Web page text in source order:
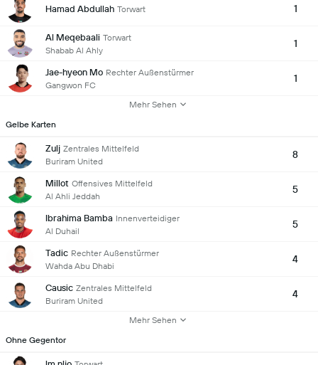
Hamad Abdullah Torwart 1
Al Meqebaali Torwart
Shabab Al Ahly
1
Jae-hyeon Mo Rechter Außenstürmer
Gangwon FC
1
Mehr Sehen
Gelbe Karten
Zulj Zentrales Mittelfeld
Buriram United
8
Millot Offensives Mittelfeld
Al Ahli Jeddah
5
Ibrahima Bamba Innenverteidiger
Al Duhail
5
Tadic Rechter Außenstürmer
Wahda Abu Dhabi
4
Causic Zentrales Mittelfeld
Buriram United
4
Mehr Sehen
Ohne Gegentor